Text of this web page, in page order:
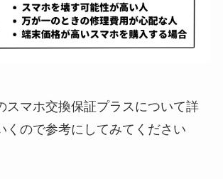
スマホ交換保証プラスについて詳
くので参考にしてみてください